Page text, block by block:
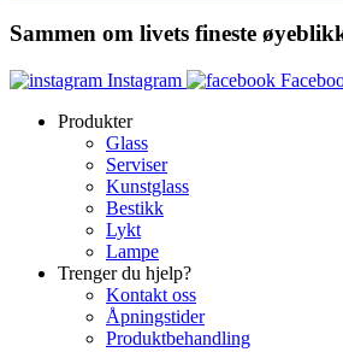
Sammen om livets fineste
Instagram
Produkter
Glass
Serviser
Kunstglass
Bestikk
Lykt
Lampe
Trenger du hjelp?
Kontakt oss
Åpningstider
Produktbehandling